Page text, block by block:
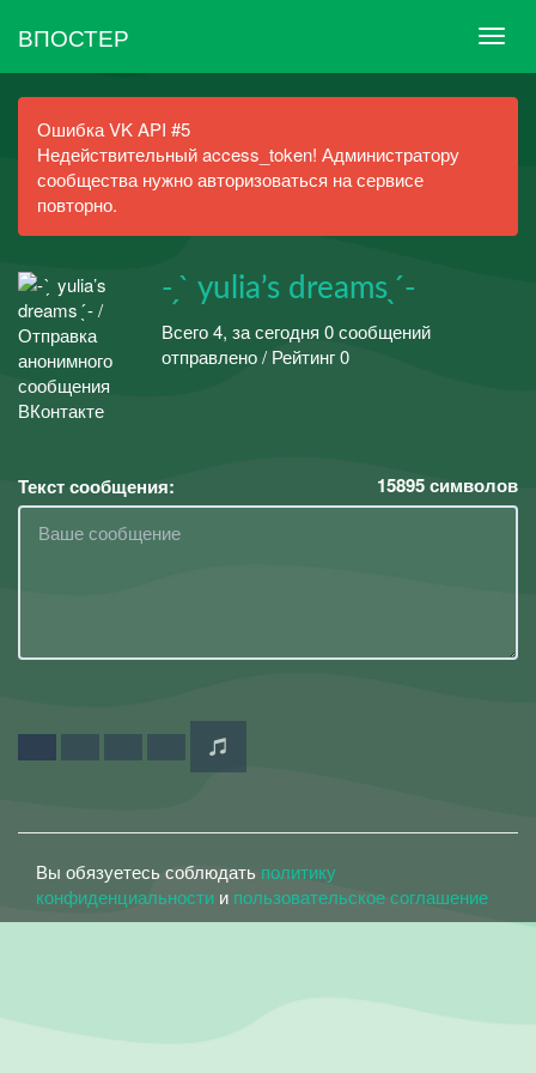
ВПОСТЕР
Ошибка VK API #5
Недействительный access_token! Администратору
сообщества нужно авторизоваться на сервисе
повторно.
- ̗ ̀ yulia’s dreams ̖ ́-
Всего 4, за сегодня 0 сообщений
отправлено / Рейтинг 0
Текст сообщения: 15895символов
Вы обязуетесь соблюдать политику
конфиденциальности и пользовательское соглашение